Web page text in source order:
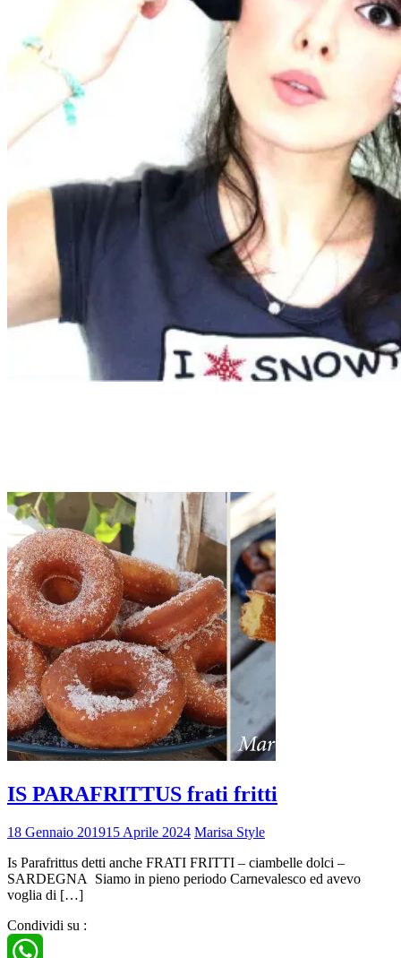
IS PARAFRITTUS frati fritti
18 Gennaio 201915 Aprile 2024 Marisa Style
Is Parafrittus detti anche FRATI FRITTI – ciambelle dolci –
SARDEGNA Siamo in pieno periodo Carnevalesco ed avevo
voglia di […]
Condividi su :